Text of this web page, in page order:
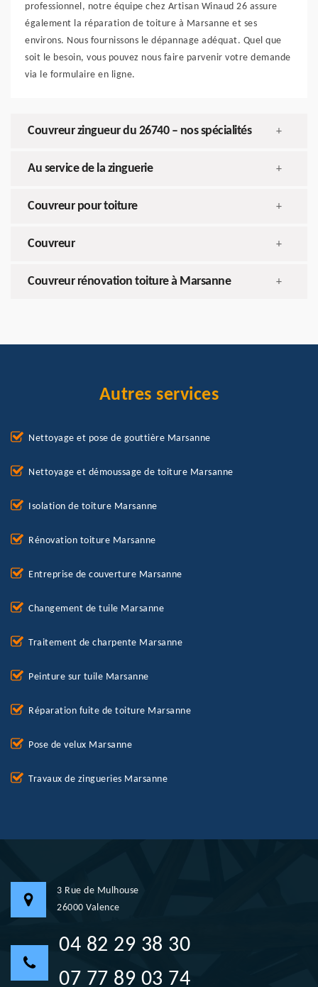
professionnel, notre équipe chez Artisan Winaud 26 assure
également la réparation de toiture à Marsanne et ses
environs. Nous fournissons le dépannage adéquat. Quel que
soit le besoin, vous pouvez nous faire parvenir votre demande
via le formulaire en ligne.
Couvreur zingueur du 26740 – nos spécialités +
Au service de la zinguerie +
Couvreur pour toiture +
Couvreur +
Couvreur rénovation toiture à Marsanne +
Autres services
Nettoyage et pose de gouttière Marsanne
Nettoyage et démoussage de toiture Marsanne
Isolation de toiture Marsanne
Rénovation toiture Marsanne
Entreprise de couverture Marsanne
Changement de tuile Marsanne
Traitement de charpente Marsanne
Peinture sur tuile Marsanne
Réparation fuite de toiture Marsanne
Pose de velux Marsanne
Travaux de zingueries Marsanne
3 Rue de Mulhouse
26000 Valence
04 82 29 38 30
07 77 89 03 74